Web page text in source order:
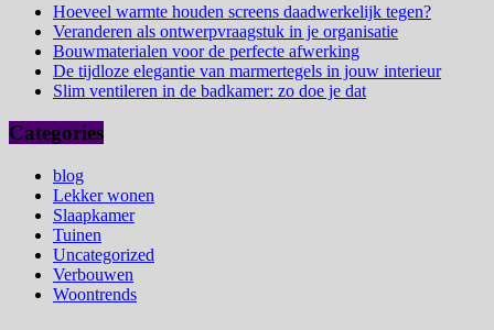
Hoeveel warmte houden screens daadwerkelijk tegen?
Veranderen als ontwerpvraagstuk in je organisatie
Bouwmaterialen voor de perfecte afwerking
De tijdloze elegantie van marmertegels in jouw interieur
Slim ventileren in de badkamer: zo doe je dat
Categories
blog
Lekker wonen
Slaapkamer
Tuinen
Uncategorized
Verbouwen
Woontrends